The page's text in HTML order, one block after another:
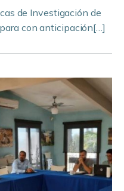
de Investigación de
con anticipación[…]